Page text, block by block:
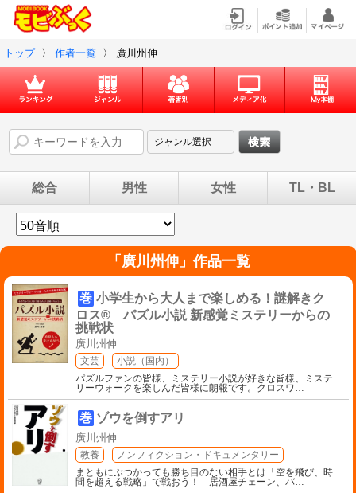
トップ 〉 作者一覧 〉 廣川州伸
総合 男性 女性 TL・BL
「 廣川州伸」作品一覧
巻 小学生から大人まで楽しめる！謎解きク
ロス® パズル小説 新感覚ミステリーからの
挑戦状
廣川州伸
文芸
小説（国内）
パズルファンの皆様、ミステリー小説が好きな皆様、ミステ
リーウォークを楽しんだ皆様に朗報です。クロスワ…
巻 ゾウを倒すアリ
廣川州伸
教養
ノンフィクション・ドキュメンタリー
まともにぶつかっても勝ち目のない相手とは「空を飛び、時
間を超える戦略」で戦おう！ 居酒屋チェーン、バ…